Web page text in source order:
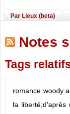
Par Lieux (beta)
Notes
Tags
romance woody
la liberté;d'après